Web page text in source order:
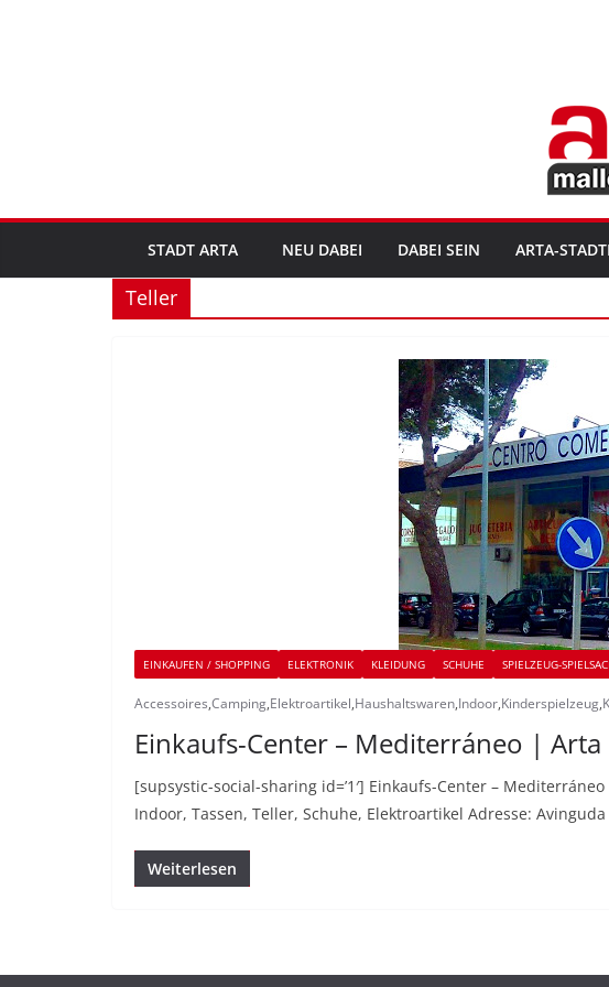
STADT ARTA NEU DABEI DABEI SEIN ARTA-
Teller
EINKAUFEN / SHOPPING ELEKTRONIK KLEIDUNG SCHUHE SPIELZEUG-
Accessoires,Camping,Elektroartikel,Haushaltswaren,Indoor,Kinderspielzeug,
Einkaufs-Center – Mediterráneo | Arta
[supsystic-social-sharing id=’1′] Einkaufs-Center –
Indoor, Tassen, Teller, Schuhe, Elektroartikel Adresse: Avinguda
Weiterlesen